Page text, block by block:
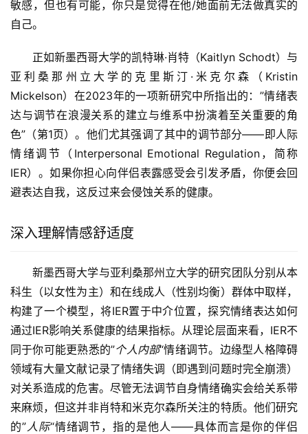
敏感，但也有可能，你只是觉得在他/她面前无法做真实的
自己。
正如新墨西哥大学的凯特琳·肖特（Kaitlyn Schodt）与
亚利桑那州立大学的克里斯汀·米克尔森（Kristin
Mickelson）在2023年的一项新研究中所指出的：”情绪表
达与调节在浪漫关系的建立与维系中扮演着至关重要的角
色”（第1页）。他们尤其强调了其中的调节部分——即人际
情绪调节（Interpersonal Emotional Regulation，简称
IER）。如果你担心向伴侣表露感受会引发矛盾，你便会回
避表达自我，这反过来会侵蚀关系的健康。
深入理解情感舒适度
新墨西哥大学与亚利桑那州立大学的研究团队分别从本
科生（以女性为主）和在线成人（性别均衡）群体中取样，
构建了一个模型，将IER置于中介位置，探究情绪表达如何
通过IER影响关系健康的结果指标。从理论层面来看，IER不
同于你可能更熟悉的”个人内部“情绪调节。边缘型人格障碍
领域有大量文献记录了情绪失调（即遇到问题时完全崩溃）
对关系造成的危害。尽管无法调节自身情绪确实会给关系带
来麻烦，但这并非肖特和米克尔森所关注的特质。他们研究
的”人际“情绪调节，指的是他人——具体而言是你的伴侣